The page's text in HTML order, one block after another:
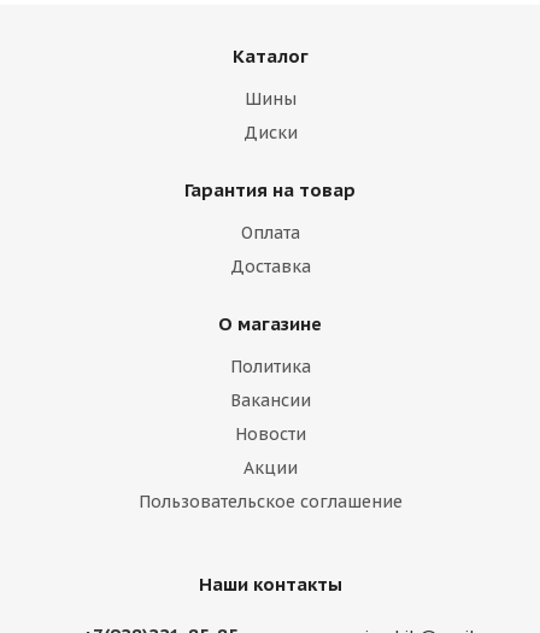
Каталог
Шины
Диски
Гарантия на товар
Оплата
Доставка
О магазине
Политика
Вакансии
Новости
Акции
Пользовательское соглашение
Наши контакты